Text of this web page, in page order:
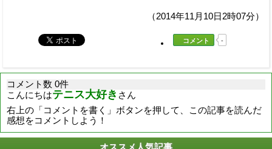
（2014年11月10日2時07分）
コメント -
コメント数 0件
こんにちはテニス大好き さん
右上の「コメントを書く」ボタンを押して、この記事を読んだ
感想をコメントしよう！
オススメ人気記事